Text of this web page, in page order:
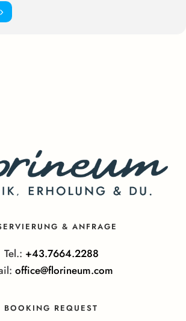
& ANFRAGE
Tel.: +43.7664.2288
office@florineum.com
BOOKING REQUEST